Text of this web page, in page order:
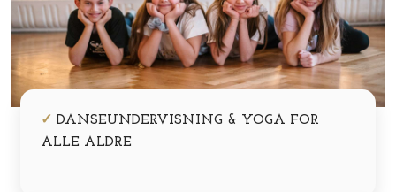
​✓ ​ DANSEUNDERVISNING & YOGA FOR
ALLE ALDRE